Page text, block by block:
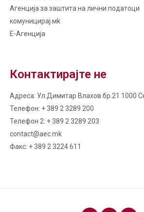
Агенција за заштита на лични податоци
комуницирај.мk
Е-Агенција
Контактирајте не
Адреса: Ул.Димитар Влахов бр.21 1000
Телефон: + 389 2 3289 200
Телефон 2: + 389 2 3289 203
contact@aec.mk
Факс: + 389 2 3224 611